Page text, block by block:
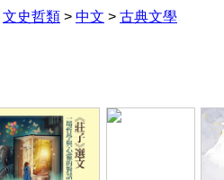
文史哲類 > 中文 > 古典文學